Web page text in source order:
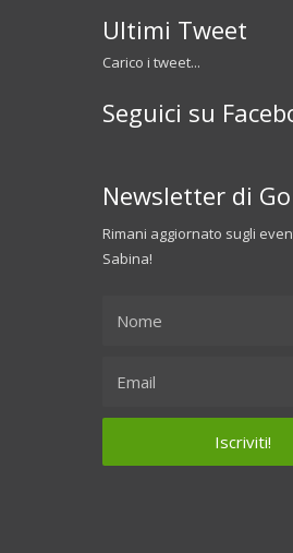
Ultimi Tweet
Carico i tweet...
Seguici su
Newsletter di
Rimani aggiornato sugli
Sabina!